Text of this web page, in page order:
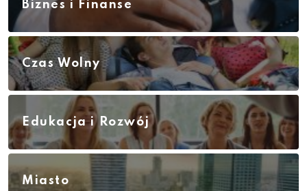
Biznes i Finanse
Czas Wolny
Edukacja i Rozwój
Miasto